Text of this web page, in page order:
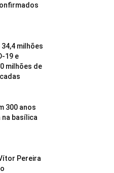
milhões
19 e
milhões de
300 anos
na basílica
Pereira